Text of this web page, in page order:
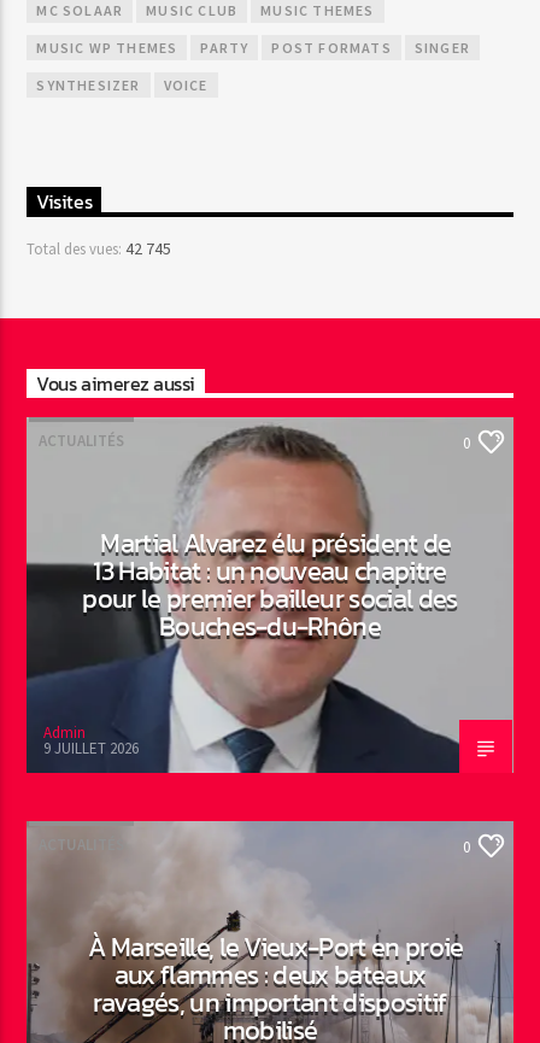
MC SOLAAR MUSIC CLUB MUSIC THEMES
MUSIC WP THEMES PARTY POST FORMATS SINGER
SYNTHESIZER VOICE
Visites
Total des vues:42 745
Vous aimerez aussi
ACTUALITÉS 0
Martial Alvarez élu président de
13 Habitat : un nouveau chapitre
pour le premier bailleur social des
Bouches-du-Rhône
Admin
9 JUILLET 2026
ACTUALITÉS 0
À Marseille, le Vieux-Port en proie
aux flammes : deux bateaux
ravagés, un important dispositif
mobilisé